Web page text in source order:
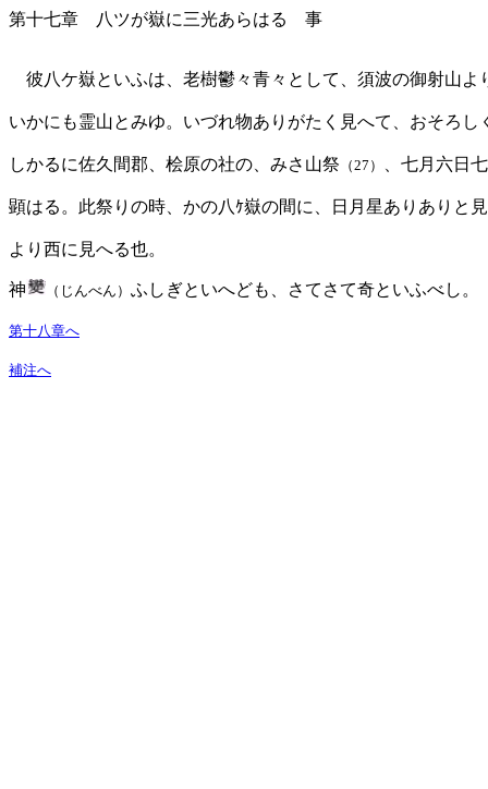
第十七章 八ツが嶽に三光あらはるゝ事
彼八ケ嶽といふは、老樹鬱々青々として、須波の御射山よ
いかにも霊山とみゆ。いづれ物ありがたく見へて、 おそろし
しかるに佐久間郡、桧原の社の、みさ山祭 （27） 、七月六日
顕はる。此祭りの時、かの八ｹ嶽の間に、日月星ありありと
より西に見へる也。
神 （じんべん） ふしぎといへども、さてさて奇といふべし。
第十八章へ
補注へ